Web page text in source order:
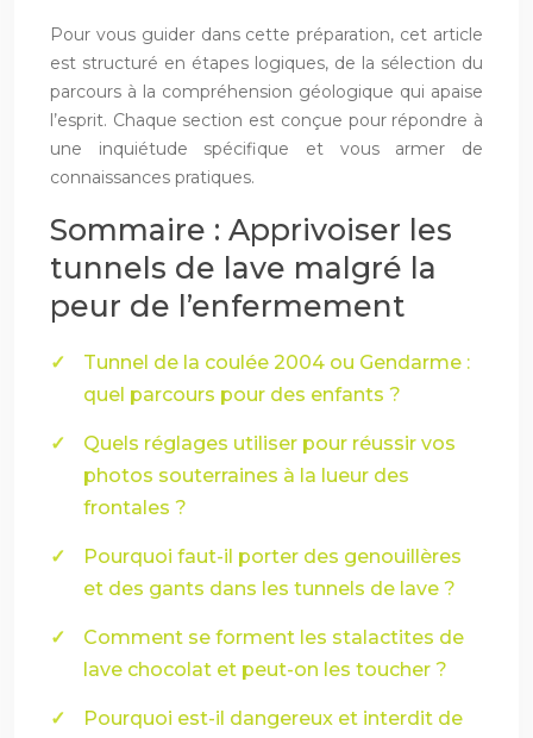
Pour vous guider dans cette préparation, cet article
est structuré en étapes logiques, de la sélection du
parcours à la compréhension géologique qui apaise
l’esprit. Chaque section est conçue pour répondre à
une inquiétude spécifique et vous armer de
connaissances pratiques.
Sommaire : Apprivoiser les
tunnels de lave malgré la
peur de l’enfermement
Tunnel de la coulée 2004 ou Gendarme :
quel parcours pour des enfants ?
Quels réglages utiliser pour réussir vos
photos souterraines à la lueur des
frontales ?
Pourquoi faut-il porter des genouillères
et des gants dans les tunnels de lave ?
Comment se forment les stalactites de
lave chocolat et peut-on les toucher ?
Pourquoi est-il dangereux et interdit de